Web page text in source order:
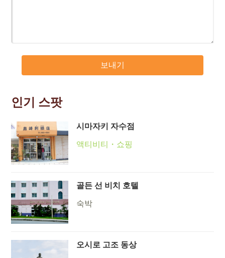
인기 스팟
시마자키 자수점
액티비티・쇼핑
골든 선 비치 호텔
숙박
오시로 고조 동상